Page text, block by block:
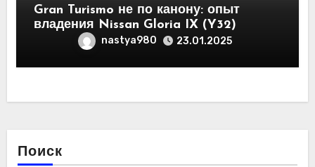
Gran Turismo не по канону: опыт
владения Nissan Gloria IX (Y32)
nastya980 23.01.2025
Поиск